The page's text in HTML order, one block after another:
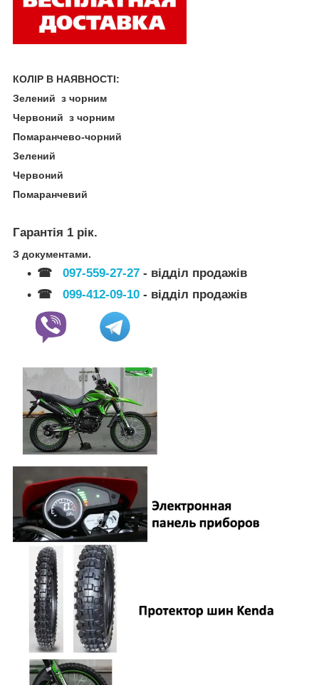
КОЛІР В НАЯВНОСТІ:
Зелений з чорним
Червоний з чорним
Помаранчево-чорний
Зелений
Червоний
Помаранчевий
Гарантія 1 рік.
З документами.
☎ 097-559-27-27 - відділ продажів
☎
099-412-09-10 - відділ продажів